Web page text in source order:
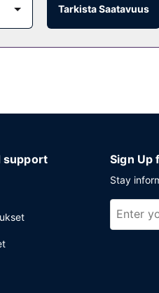
(rajoitettuina
Tarkista Saatavuus
support Sign Up
Stay